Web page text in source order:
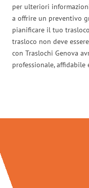
per ulteriori
a offrire un preventivo
pianificare il tuo
trasloco non deve
con Traslochi Genova
professionale, affidabile